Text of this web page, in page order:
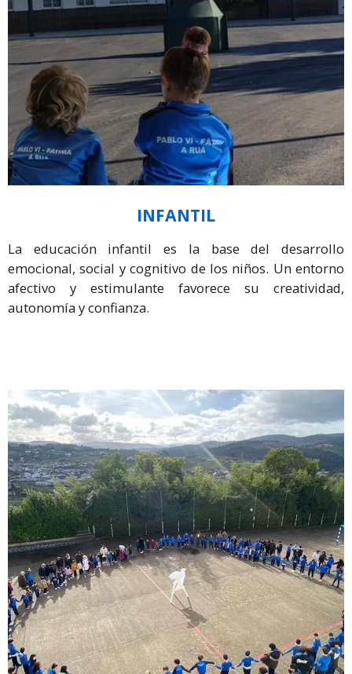
INFANTIL
La educación infantil es la base del desarrollo
emocional, social y cognitivo de los niños. Un entorno
afectivo y estimulante favorece su creatividad,
autonomía y confianza.